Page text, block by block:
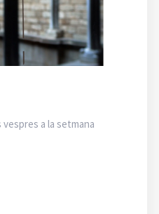
a la setmana